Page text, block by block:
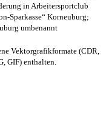
in Arbeitersportclub
Sparkasse“ Korneuburg;
umbenannt
Vektorgrafikformate (CDR,
GIF) enthalten.